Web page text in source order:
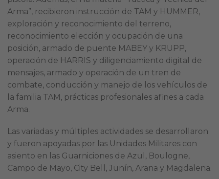
Arma”, recibieron instrucción de TAM y HUMMER,
exploración y reconocimiento del terreno,
reconocimiento elección y ocupación de una
posición, armado de puente MABEY y KRUPP,
operación de HARRIS y diligenciamiento digital de
mensajes, armado y operación de un tren de
combate, conducción y manejo de los vehículos de
la familia TAM, prácticas profesionales afines a cada
Arma.
Las variadas y múltiples actividades se desarrollaron
y fueron apoyadas por las Unidades Militares con
asiento en las Guarniciones de Azul, Boulogne,
Campo de Mayo, City Bell, Junín, Arana y Magdalena.